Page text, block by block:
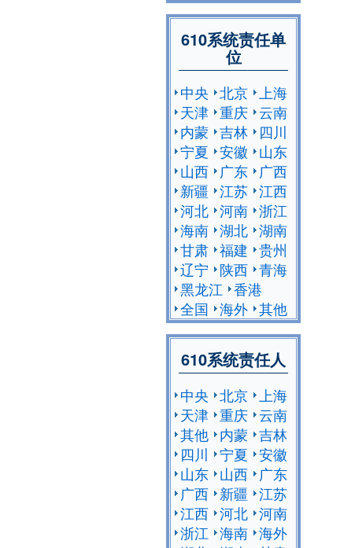
610系统责任单
位
中央 北京
上海
天津 重庆 云南
内蒙 吉林
四川
宁夏 安徽
山东
山西
广东
广西
新疆 江苏 江西
河北 河南 浙江
海南 湖北 湖南
甘肃 福建 贵州
辽宁
陕西 青海
黑龙江 香港
全国 海外 其他
610系统责任人
中央 北京
上海
天津 重庆 云南
其他 内蒙 吉林
四川
宁夏 安徽
山东 山西
广东
广西 新疆 江苏
江西 河北 河南
浙江 海南 海外